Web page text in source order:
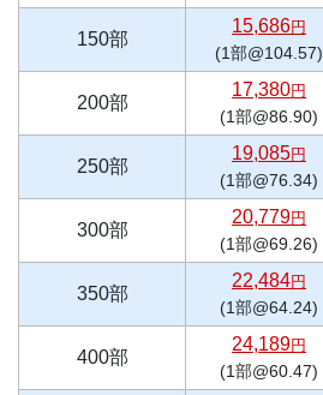
150部
15,686円
(1部@104.57)
200部
17,380円
(1部@86.90)
250部
19,085円
(1部@76.34)
300部
20,779円
(1部@69.26)
350部
22,484円
(1部@64.24)
400部
24,189円
(1部@60.47)